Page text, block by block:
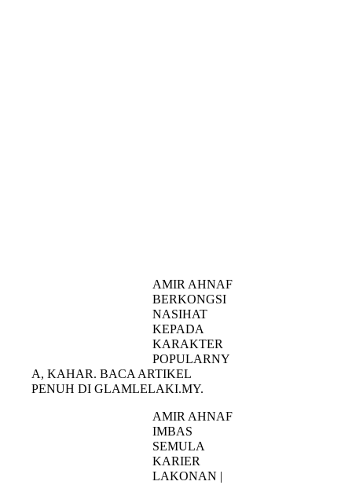
AMIR AHNAF
BERKONGSI
NASIHAT
KEPADA
KARAKTER
POPULARNY
A, KAHAR. BACA ARTIKEL
PENUH DI GLAMLELAKI.MY.
AMIR AHNAF
IMBAS
SEMULA
KARIER
LAKONAN |